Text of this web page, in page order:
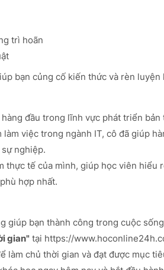
trì hoãn
bạn củng cố kiến thức và rèn luyện
đầu trong lĩnh vực phát triển bản
làm việc trong ngành IT, cô đã giúp
nghiệp.
thực tế của mình, giúp học viên hiểu
hợp nhất.
giúp bạn thành công trong cuộc
gian" tại https://
làm chủ thời gian và đạt được mục